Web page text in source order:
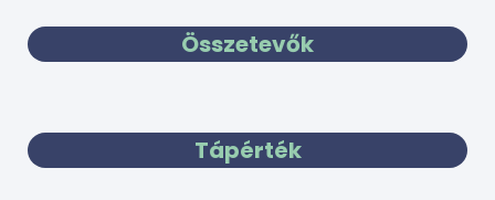
Összetevők
Tápérték